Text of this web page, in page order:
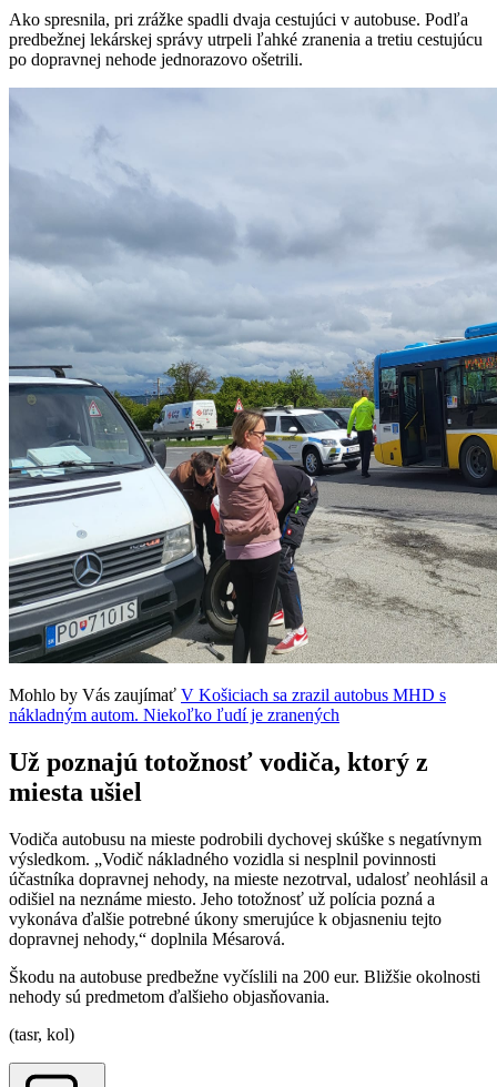
Ako spresnila, pri zrážke spadli dvaja cestujúci v autobuse. Podľa
predbežnej lekárskej správy utrpeli ľahké zranenia a tretiu cestujúcu
po dopravnej nehode jednorazovo ošetrili.
Mohlo by Vás zaujímať V Košiciach sa zrazil autobus MHD s
nákladným autom. Niekoľko ľudí je zranených
Už poznajú totožnosť vodiča, ktorý z
miesta ušiel
Vodiča autobusu na mieste podrobili dychovej skúške s negatívnym
výsledkom. „Vodič nákladného vozidla si nesplnil povinnosti
účastníka dopravnej nehody, na mieste nezotrval, udalosť neohlásil a
odišiel na neznáme miesto. Jeho totožnosť už polícia pozná a
vykonáva ďalšie potrebné úkony smerujúce k objasneniu tejto
dopravnej nehody,“ doplnila Mésarová.
Škodu na autobuse predbežne vyčíslili na 200 eur. Bližšie okolnosti
nehody sú predmetom ďalšieho objasňovania.
(tasr, kol)